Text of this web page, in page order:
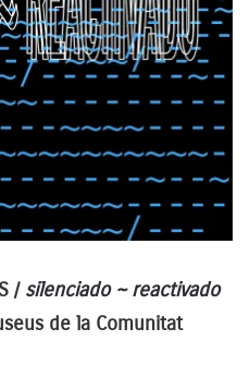
/ silenciado ~ reactivado
de la Comunitat